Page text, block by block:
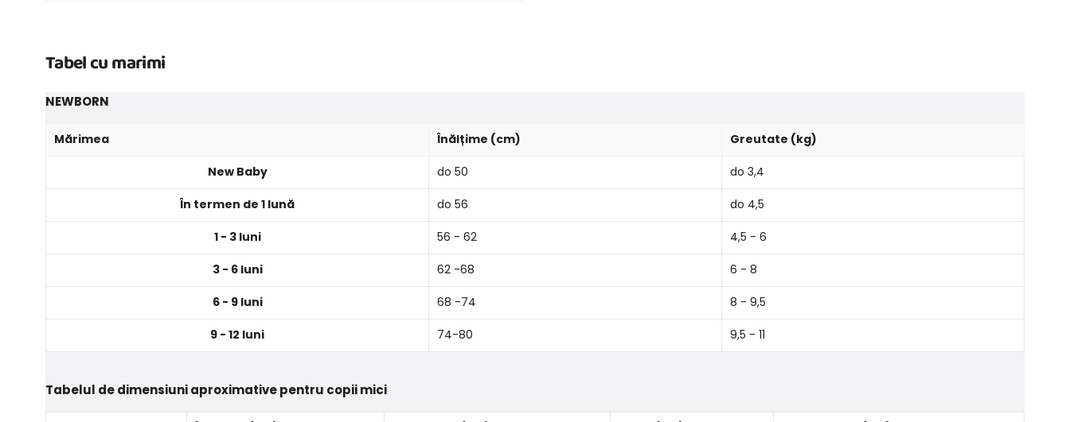
Tabel cu marimi
NEWBORN
Mărimea Înălțime (cm) Greutate (kg)
New Baby do 50 do 3,4
În termen de 1 lună do 56 do 4,5
1 - 3 luni 56 - 62 4,5 - 6
3 - 6 luni 62 -68 6 - 8
6 - 9 luni 68 -74 8 - 9,5
9 - 12 luni 74-80 9,5 - 11
Tabelul de dimensiuni aproximative pentru copii mici